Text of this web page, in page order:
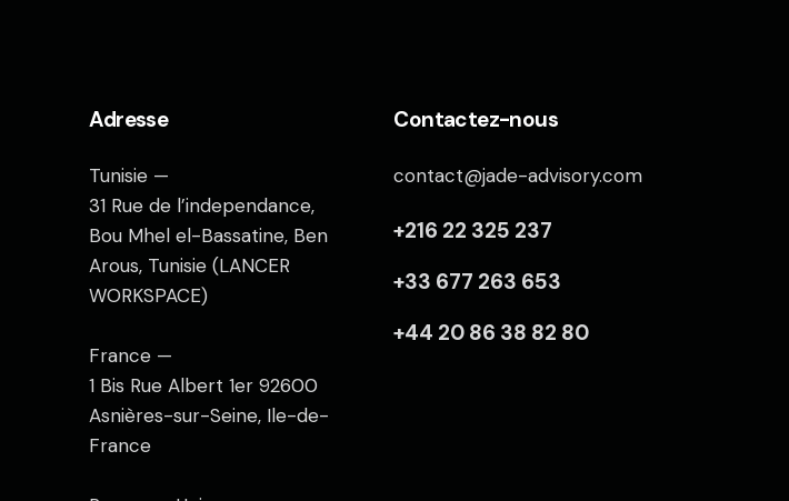
Adresse
Tunisie —
31 Rue de l’independance,
Bou Mhel el-Bassatine, Ben
Arous, Tunisie (LANCER
WORKSPACE)
France —
1 Bis Rue Albert 1er 92600
Asnières-sur-Seine, Ile-de-
France
Contactez-nous
contact@jade-advisory.com
+216 22 325 237
+33 677 263 653
+44 20 86 38 82 80